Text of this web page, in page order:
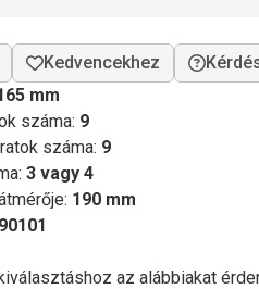
mm
száma: 9
száma: 9
3 vagy 4
190 mm
az alábbiakat